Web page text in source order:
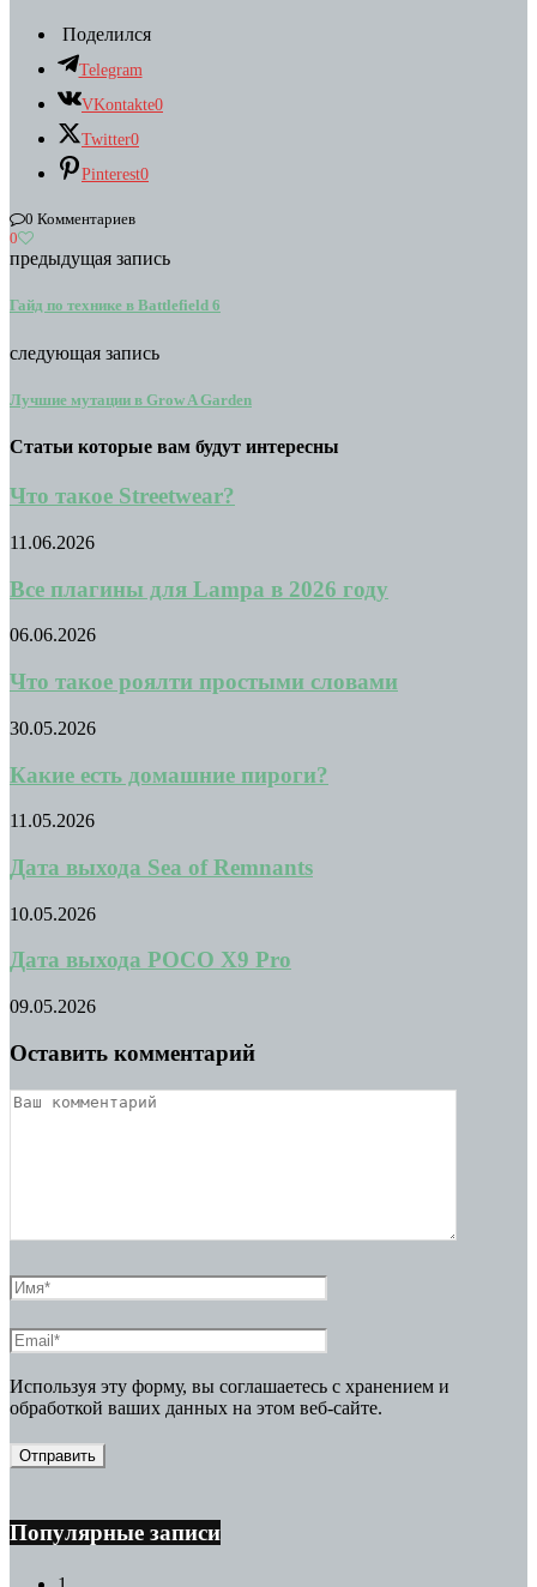
Поделился
Telegram
VKontakte0
Twitter0
Pinterest0
0 Комментариев
0
предыдущая запись
Гайд по технике в Battlefield 6
следующая запись
Лучшие мутации в Grow A Garden
Статьи которые вам будут интересны
Что такое Streetwear?
11.06.2026
Все плагины для Lampa в 2026 году
06.06.2026
Что такое роялти простыми словами
30.05.2026
Какие есть домашние пироги?
11.05.2026
Дата выхода Sea of Remnants
10.05.2026
Дата выхода POCO X9 Pro
09.05.2026
Оставить комментарий
Используя эту форму, вы соглашаетесь с хранением и
обработкой ваших данных на этом веб-сайте.
Популярные записи